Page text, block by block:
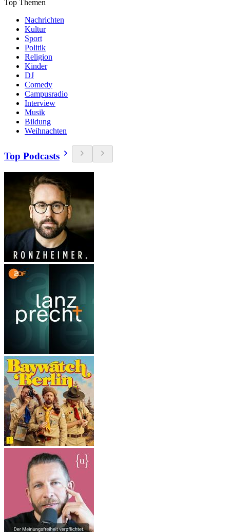
Top Themen
Nachrichten
Kultur
Sport
Politik
Religion
Kinder
DJ
Comedy
Campusradio
Interview
Musik
Bildung
Weihnachten
Top Podcasts